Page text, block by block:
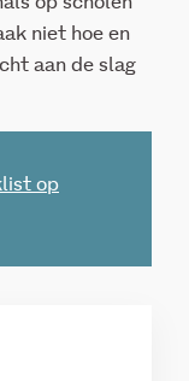
niet hoe en
aan de slag
op